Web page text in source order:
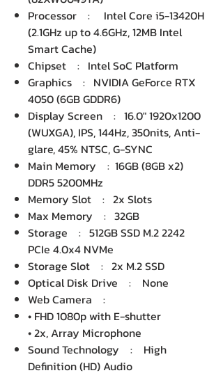
Processor : Intel Core i5-13420H
(2.1GHz up to 4.6GHz, 12MB Intel
Smart Cache)
Chipset : Intel SoC Platform
Graphics : NVIDIA GeForce RTX
4050 (6GB GDDR6)
Display Screen : 16.0" 1920x1200
(WUXGA), IPS, 144Hz, 350nits, Anti-
glare, 45% NTSC, G-SYNC
Main Memory : 16GB (8GB x2)
DDR5 5200MHz
Memory Slot : 2x Slots
Max Memory : 32GB
Storage : 512GB SSD M.2 2242
PCIe 4.0x4 NVMe
Storage Slot : 2x M.2 SSD
Optical Disk Drive : None
Web Camera :
• FHD 1080p with E-shutter
• 2x, Array Microphone
Sound Technology : High
Definition (HD) Audio